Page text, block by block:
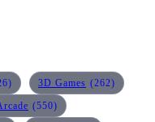
3D Games (262)
(550)